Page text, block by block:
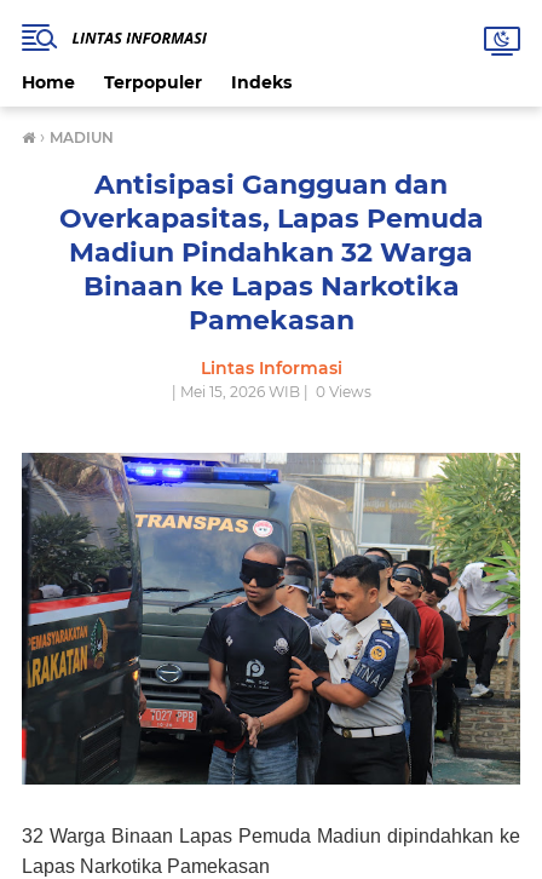
Home Terpopuler Indeks
› MADIUN
Antisipasi Gangguan dan
Overkapasitas, Lapas Pemuda
Madiun Pindahkan 32 Warga
Binaan ke Lapas Narkotika
Pamekasan
Lintas Informasi
| Mei 15, 2026 WIB | 0Views
32 Warga Binaan Lapas Pemuda Madiun dipindahkan ke
Lapas Narkotika Pamekasan